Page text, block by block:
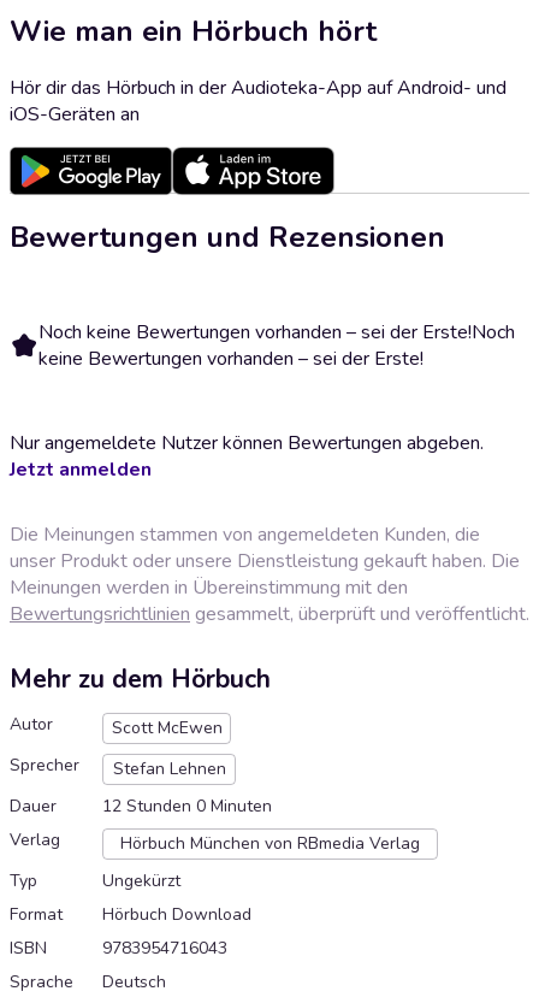
Wie man ein Hörbuch hört
Hör dir das Hörbuch in der Audioteka-App auf Android- und
iOS-Geräten an
Bewertungen und Rezensionen
Noch keine Bewertungen vorhanden – sei der Erste!Noch
keine Bewertungen vorhanden – sei der Erste!
Nur angemeldete Nutzer können Bewertungen abgeben.
Jetzt anmelden
Die Meinungen stammen von angemeldeten Kunden, die
unser Produkt oder unsere Dienstleistung gekauft haben. Die
Meinungen werden in Übereinstimmung mit den
Bewertungsrichtlinien gesammelt, überprüft und veröffentlicht.
Mehr zu dem Hörbuch
Autor
Scott McEwen
Sprecher
Stefan Lehnen
Dauer
12 Stunden 0 Minuten
Verlag
Hörbuch München von RBmedia Verlag
Typ
Ungekürzt
Format
Hörbuch Download
ISBN
9783954716043
Sprache
Deutsch